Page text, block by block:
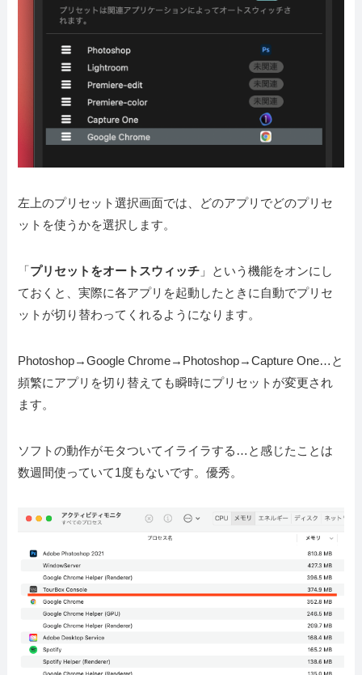
左上のプリセット選択画面では、どのアプリでどのプリセ
ットを使うかを選択します。
「プリセットをオートスウィッチ 」という機能をオンにし
ておくと、実際に各アプリを起動したときに自動でプリセ
ットが切り替わってくれるようになります。
Photoshop→Google Chrome→Photoshop→Capture One…と
頻繁にアプリを切り替えても瞬時にプリセットが変更され
ます。
ソフトの動作がモタついてイライラする…と感じたことは
数週間使っていて1度もないです。優秀。